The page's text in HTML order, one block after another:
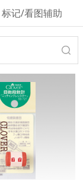
标记/看图辅助